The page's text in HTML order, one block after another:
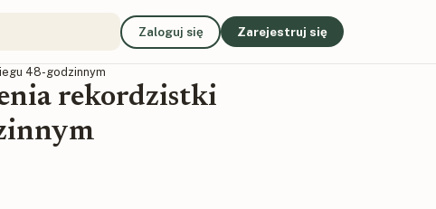
Zaloguj się Zarejestruj się
48-godzinnym
rekordzistki